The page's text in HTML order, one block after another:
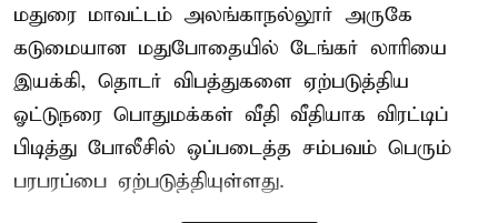
மதுரை மாவட்டம் அலங்காநல்லூர் அருகே
கடுமையான மதுபோதையில் டேங்கர் லாரியை
இயக்கி, தொடர் விபத்துகளை ஏற்படுத்திய
ஓட்டுநரை பொதுமக்கள் வீதி வீதியாக விரட்டிப்
பிடித்து போலீசில் ஒப்படைத்த சம்பவம் பெரும்
பரபரப்பை ஏற்படுத்தியுள்ளது.